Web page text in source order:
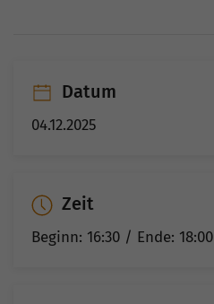
Datum
04.12.2025
Zeit
Beginn: 16:30 / Ende: 18:00